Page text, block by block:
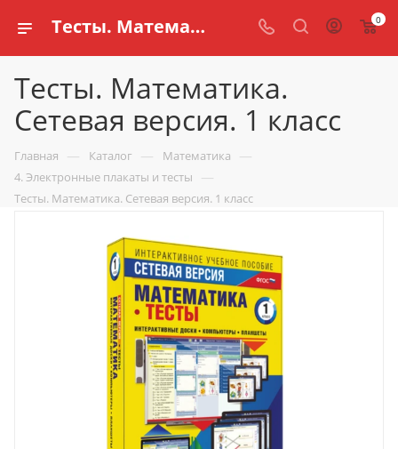
Тесты. Математика. Сетевая версия. 1 класс купить по доступной цене в интернет магазине schools.ru 0
Тесты. Математика.
Сетевая версия. 1 класс
Главная — Каталог — Математика —
4. Электронные плакаты и тесты —
Тесты. Математика. Сетевая версия. 1 класс